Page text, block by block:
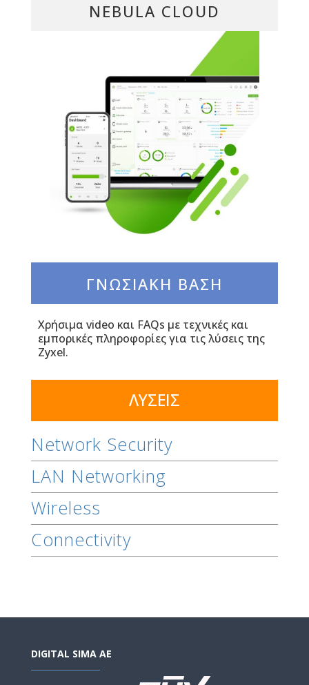
NEBULA CLOUD
MANAGEMENT
ΓΝΩΣΙΑΚΗ ΒΑΣΗ
Χρήσιμα video και FAQs με τεχνικές και
εμπορικές πληροφορίες για τις λύσεις της
Zyxel.
ΛΥΣΕΙΣ
Network Security
LAN Networking
Wireless
Connectivity
DIGITAL SIMA AE